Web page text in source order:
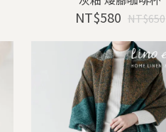
NT$580 NT$650